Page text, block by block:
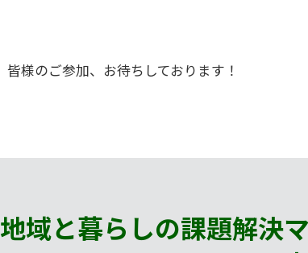
皆様のご参加、お待ちしております！
地域と暮らしの課題解決